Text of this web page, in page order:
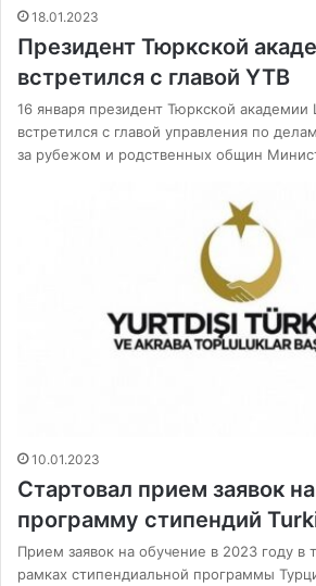
18.01.2023
Президент Тюркской
встретился с главой YTB
16 января президент Тюркской
встретился с главой управления по
за рубежом и родственных общин
10.01.2023
Стартовал прием заявок
программу стипендий
Прием заявок на обучение в 2023 году в
рамках стипендиальной программы